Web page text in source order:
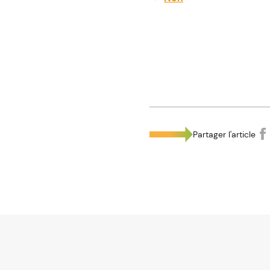
En pratique, une portion
locatives.
Partager l'article